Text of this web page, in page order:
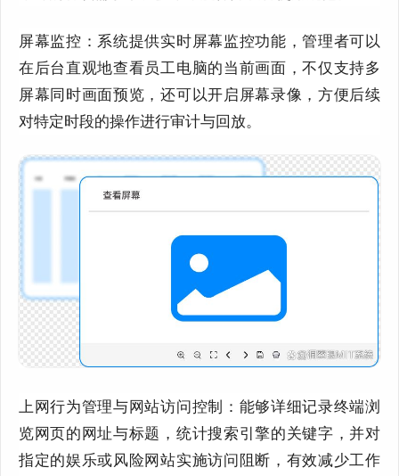
屏幕监控：系统提供实时屏幕监控功能，管理者可以
在后台直观地查看员工电脑的当前画面，不仅支持多
屏幕同时画面预览，还可以开启屏幕录像，方便后续
对特定时段的操作进行审计与回放。
上网行为管理与网站访问控制：能够详细记录终端浏
览网页的网址与标题，统计搜索引擎的关键字，并对
指定的娱乐或风险网站实施访问阻断，有效减少工作